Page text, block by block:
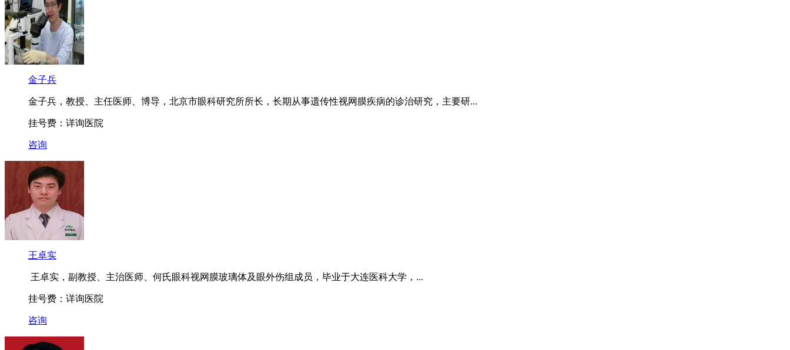
金子兵
金子兵，教授、主任医师、博导，北京市眼科研究所所长，长期从事遗传性视网膜疾病的诊治研究，主要研...
挂号费：详询医院
咨询
王卓实
王卓实，副教授、主治医师、何氏眼科视网膜玻璃体及眼外伤组成员，毕业于大连医科大学，...
挂号费：详询医院
咨询